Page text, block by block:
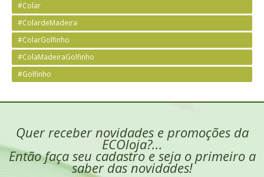
#Colar
#ColardeMadeira
#ColarGolfinho
#ColaMadeiraGolfinho
#Golfinho
Quer receber novidades e promoções da
ECOloja?...
Então faça seu cadastro e seja o primeiro a
saber das novidades!